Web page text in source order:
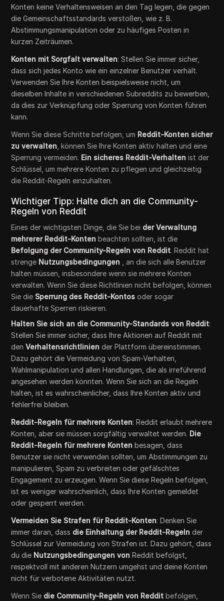
Konten keine Verhaltensweisen an den Tag legen, die gegen
die Gemeinschaftsstandards verstoßen, wie z. B.
Abstimmungsmanipulation oder zu häufiges Posten in
kurzen Zeiträumen.
Konten mit Sorgfalt verwalten: Stellen Sie immer sicher,
dass sich jedes Konto wie ein einzelner Benutzer verhält.
Verwenden Sie Ihre Konten beispielsweise nicht, um
dieselben Inhalte in verschiedenen Subreddits zu bewerben,
da dies zur Verknüpfung oder Sperrung von Konten führen
kann.
Wenn Sie diese Schritte befolgen, um Reddit-Konten sicher
zu verwalten , können Sie Ihre Konten aktiv halten und eine
Sperrung vermeiden. Ein sicheres Reddit-Verhalten ist der
Schlüssel, um mehrere Konten zu pflegen und gleichzeitig
die Reddit-Regeln einzuhalten.
Wichtiger Tipp: Halte dich an die Community-
Regeln von Reddit
Eines der wichtigsten Dinge, die Sie bei der Verwaltung
mehrerer Reddit-Konten beachten sollten, ist die
Befolgung der Community-Regeln von Reddit. Reddit hat
strenge Nutzungsbedingungen , an die sich alle Benutzer
halten müssen, insbesondere wenn sie mehrere Konten
verwalten. Wenn Sie diese Richtlinien nicht befolgen, können
Sie die Sperrung des Reddit-Kontos oder sogar
dauerhafte Sperren riskieren.
Halten Sie sich an die Community-Standards von Reddit:
Stellen Sie immer sicher, dass Ihre Aktionen auf Reddit mit
denVerhaltensrichtlinien der Plattform übereinstimmen.
Dazu gehört die Vermeidung von Spam-Verhalten,
Wahlmanipulation und allen Handlungen, die als irreführend
angesehen werden könnten. Wenn Sie sich an die Regeln
halten, ist es wahrscheinlicher, dass Ihre Konten aktiv und
fehlerfrei bleiben.
Reddit-Regeln für mehrere Konten: Reddit erlaubt mehrere
Konten, aber sie müssen sorgfältig verwaltet werden. Die
Reddit-Regeln für mehrere Konten besagen, dass
Benutzer sie nicht verwenden sollten, um Abstimmungen zu
manipulieren, Spam zu verbreiten oder gefälschtes
Engagement zu erzeugen. Wenn Sie diese Regeln befolgen,
ist es weniger wahrscheinlich, dass Ihre Konten gemeldet
oder gesperrt werden.
Vermeiden Sie Strafen für Reddit-Konten: Denken Sie
immer daran, dass die Einhaltung der Reddit-Regeln der
Schlüssel zur Vermeidung von Strafen ist. Dazu gehört, dass
du die Nutzungsbedingungen von Reddit befolgst,
respektvoll mit anderen Nutzern umgehst und deine Konten
nicht für verbotene Aktivitäten nutzt.
Wenn Sie die Community-Regeln von Reddit befolgen,